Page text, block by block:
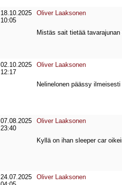
18.10.2025
10:05
Oliver Laaksonen
Mistäs sait tietää tavarajunan
02.10.2025
12:17
Oliver Laaksonen
Nelinelonen päässy
07.08.2025
23:40
Oliver Laaksonen
Kyllä on ihan sleeper car
24.07.2025
Oliver Laaksonen